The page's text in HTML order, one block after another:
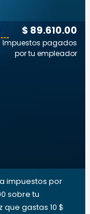
$ 89.610.00
Impuestos pagados
por tu empleador
impuestos por
sobre tu
que gastas 10 $